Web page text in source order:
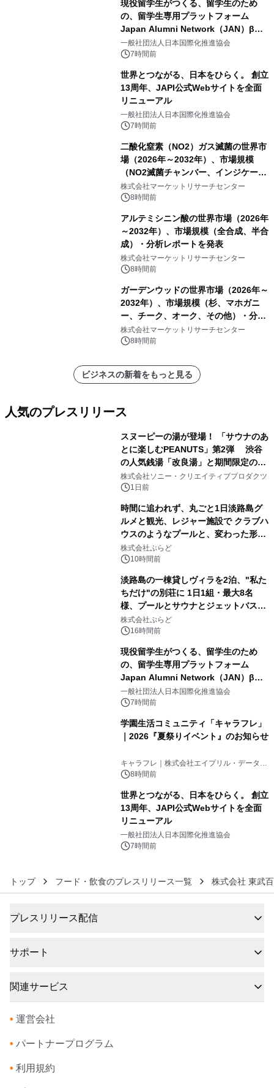
現役留学生がつくる、留学生のため
の、留学生専用プラットフォーム
Japan Alumni Network（JAN）β版
をリリース
一般社団法人日本国際化推進協会
7時間前
世界とつながる、日本をひらく。 創立
13周年、JAPI公式Webサイトを全面
リニューアル
一般社団法人日本国際化推進協会
7時間前
二酸化窒素（NO2）ガス滅菌の世界市
場（2026年～2032年）、市場規模
（NO2滅菌チャンバー、インジケータ
ーおよびモニタリングシステム、その
他）・分析レポートを発表
株式会社マーケットリサーチセンター
8時間前
アルテミシニン酸の世界市場（2026年
～2032年）、市場規模（全合成、半合
成）・分析レポートを発表
株式会社マーケットリサーチセンター
8時間前
ガーデンウッドの世界市場（2026年～
2032年）、市場規模（杉、マホガニ
ー、チーク、オーク、その他）・分析
レポートを発表
株式会社マーケットリサーチセンター
8時間前
ビジネスの新着をもっと見る
人気のプレスリリース
スヌーピーの湯が登場！ 「サウナのあ
とに楽しむPEANUTS」第2弾 渋谷
の人気銭湯「改良湯」と期間限定のコ
ラボレーション サウナイキタイコラ
ボグッズも発売決定！
株式会社ソニー・クリエイティブプロダクツ
1日前
時間に追われず、丸ごと1日淡路島グ
ルメと観光、レジャー施設で クラブハ
ウスのようなプールと、変わった形の
サウナも 「THE BOXY AWAJI」のお
得な素泊まり連泊プランで
株式会社ぷらど
10時間前
淡路島の一棟貸しヴィラを2泊、"私た
ちだけ"の別荘に 1日1組・最大8名
様、プールとサウナとジェットバス付
きで Villa Mon Temps AWAJIの連泊
素泊りプラン
株式会社ぷらど
16時間前
現役留学生がつくる、留学生のため
の、留学生専用プラットフォーム
Japan Alumni Network（JAN）β版
をリリース
一般社団法人日本国際化推進協会
7時間前
学園生活コミュニティ「キャラフレ」
｜2026『夏祭りイベント』のお知らせ
キャラフレ｜株式会社エイプリル・データ・
デザインズ
8時間前
世界とつながる、日本をひらく。 創立
13周年、JAPI公式Webサイトを全面
リニューアル
一般社団法人日本国際化推進協会
7時間前
トップ フード・飲食のプレスリリース一覧 株式会社 東武
プレスリリース配信
サポート
関連サービス
• 運営会社
• パートナープログラム
• 利用規約